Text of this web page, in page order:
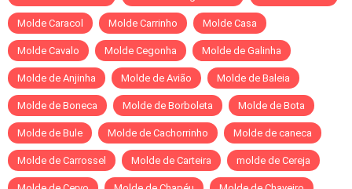
Molde Caracol Molde Carrinho Molde Casa
Molde Cavalo Molde Cegonha Molde de Galinha
Molde de Anjinha Molde de Avião Molde de Baleia
Molde de Boneca Molde de Borboleta Molde de Bota
Molde de Bule Molde de Cachorrinho Molde de caneca
Molde de Carrossel Molde de Carteira molde de Cereja